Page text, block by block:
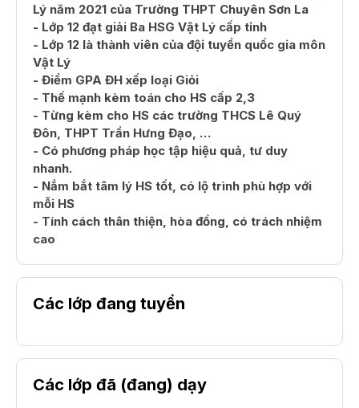
Lý năm 2021 của Trường THPT Chuyên Sơn La
- Lớp 12 đạt giải Ba HSG Vật Lý cấp tỉnh
- Lớp 12 là thành viên của đội tuyển quốc gia môn
Vật Lý
- Điểm GPA ĐH xếp loại Giỏi
- Thế mạnh kèm toán cho HS cấp 2,3
- Từng kèm cho HS các trường THCS Lê Quý
Đôn, THPT Trần Hưng Đạo, …
- Có phương pháp học tập hiệu quả, tư duy
nhanh.
- Nắm bắt tâm lý HS tốt, có lộ trình phù hợp với
mỗi HS
- Tính cách thân thiện, hòa đồng, có trách nhiệm
cao
Các lớp đang tuyển
Các lớp đã (đang) dạy